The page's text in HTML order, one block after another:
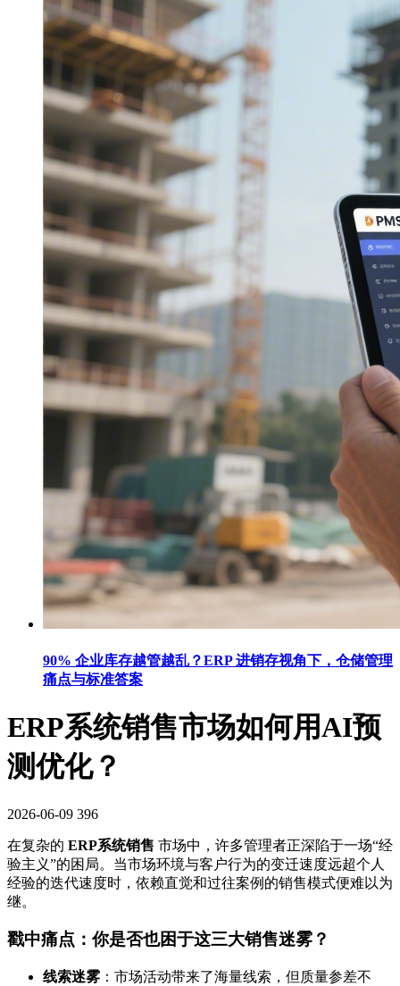
90% 企业库存越管越乱？ERP 进销存视角下，仓储管理
痛点与标准答案
ERP系统销售市场如何用AI预
测优化？
2026-06-09 396
在复杂的 ERP系统销售 市场中，许多管理者正深陷于一场“经
验主义”的困局。当市场环境与客户行为的变迁速度远超个人
经验的迭代速度时，依赖直觉和过往案例的销售模式便难以为
继。
戳中痛点：你是否也困于这三大销售迷雾？
线索迷雾 ：市场活动带来了海量线索，但质量参差不